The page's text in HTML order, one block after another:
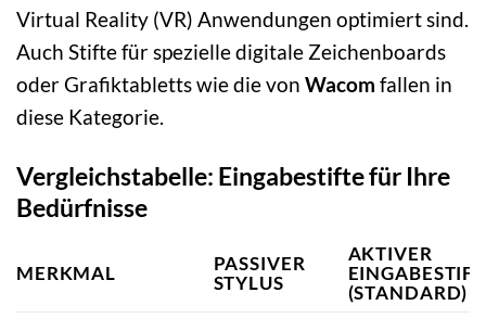
Virtual Reality (VR) Anwendungen optimiert sind.
Auch Stifte für spezielle digitale Zeichenboards
oder Grafiktabletts wie die von Wacom fallen in
diese Kategorie.
Vergleichstabelle: Eingabestifte für Ihre
Bedürfnisse
MERKMAL
PASSIVER
STYLUS
AKTIVER
EINGABESTIFT
(STANDARD)